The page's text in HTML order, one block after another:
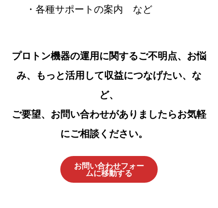
・各種サポートの案内 など
プロトン機器の運用に関するご不明点、お悩
み、もっと活用して収益につなげたい、な
ど、
ご要望、お問い合わせがありましたらお気軽
にご相談ください。
お問い合わせフォー
ムに移動する